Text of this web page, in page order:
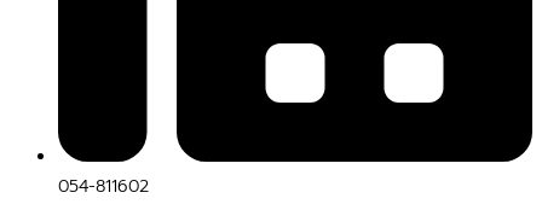
054-811602